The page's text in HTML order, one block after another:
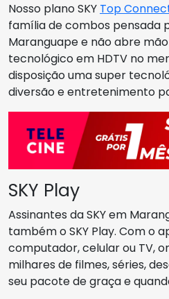
Nosso plano SKY Top
família de combos pensada
Maranguape e não abre
tecnológico em HDTV no
disposição uma super
diversão e entretenimento
SKY Play
Assinantes da SKY em
também o SKY Play. Com o
computador, celular ou TV,
milhares de filmes, séries,
seu pacote de graça e